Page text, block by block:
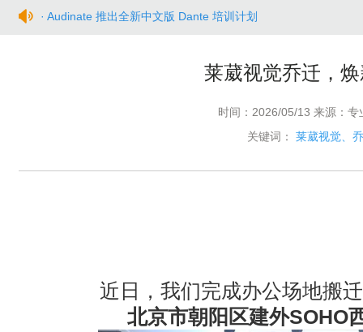
· Audinate 推出全新中文版 Dante 培训计划
· 年度必赴约！9月15-17日，闻信第28届广告新科技上海秋交
莱葳视觉乔迁，
时间：2026/05/13 来源：专
关键词：
莱葳视觉、
近日，我们完成办公场地搬
北京市朝阳区建外SOHO